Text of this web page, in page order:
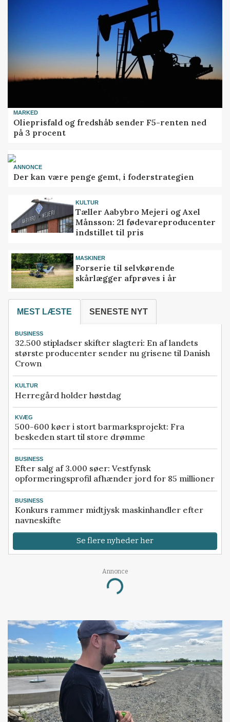
MARKED
Olieprisfald og fredshåb sender F5-renten ned
på 3 procent
ANNONCE
Der kan være penge gemt, i foderstrategien
KULTUR
Tæller Aabybro Mejeri og Axel
Månsson: 21 fødevareproducenter
indstillet til pris
MASKINER
Forserie til selvkørende
skårlægger afprøves i år
MEST LÆSTE SENESTE NYT
BUSINESS
32.500 stipladser skifter slagteri: En af landets
største producenter sender nu grisene til Danish
Crown
KULTUR
Herregård holder høstdag
KVÆG
500-600 køer i stort barmarksprojekt: Fra
beskeden start til store drømme
BUSINESS
Efter salg af 3.000 søer: Vestfynsk
opformeringsprofil afhænder jord for 85 millioner
BUSINESS
Konkurs rammer midtjysk maskinhandler efter
navneskifte
Se flere nyheder her
Annonce
Loading...